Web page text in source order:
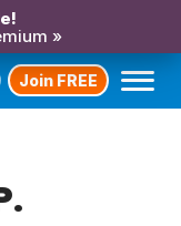
»
Join FREE